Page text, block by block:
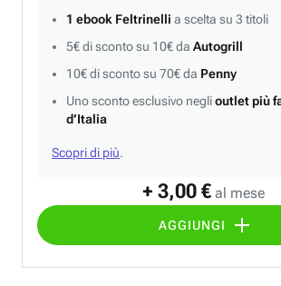
+ 3,00 € al mese
AGGIUNGI
1 ebook Feltrinelli a scelta su 3 titoli
5€ di sconto su 10€ da Autogrill
10€ di sconto su 70€ da Penny
Uno sconto esclusivo neglioutlet più
d’Italia
Scopri di più.